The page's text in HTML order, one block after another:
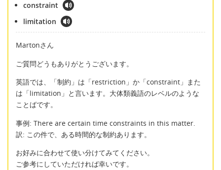
constraint
limitation
Martonさん
ご質問どうもありがとうございます。
英語では、「制約」は「restriction」か「constraint」また
は「limitation」と言います。大体類義語のレベルのような
ことばです。
事例: There are certain time constraints in this matter.
訳: この件で、ある時間的な制約あります。
お好みに合わせて使い分けてみてください。
ご参考にしていただければ幸いです。